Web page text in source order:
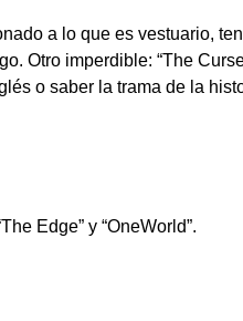
a lo que es vestuario,
Otro imperdible: “The
o saber la trama de la
Edge” y “OneWorld”.